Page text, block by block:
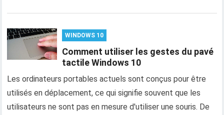
WINDOWS 10
Comment utiliser les gestes du pavé
tactile Windows 10
Les ordinateurs portables actuels sont conçus pour être
utilisés en déplacement, ce qui signifie souvent que les
utilisateurs ne sont pas en mesure d'utiliser une souris. De